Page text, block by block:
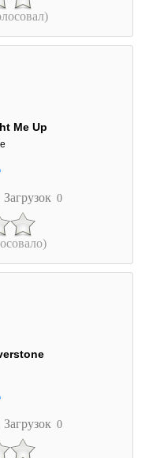
Me Up
| Загрузок 0
| Загрузок 0